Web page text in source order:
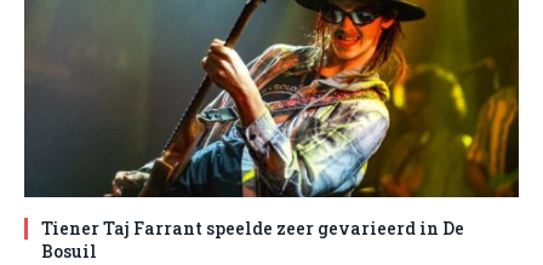
Tiener Taj Farrant speelde zeer gevarieerd in De
Bosuil